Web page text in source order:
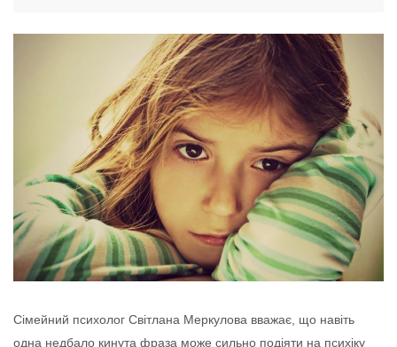
Сімейний психолог Світлана Меркулова вважає, що навіть
одна недбало кинута фраза може сильно подіяти на психіку